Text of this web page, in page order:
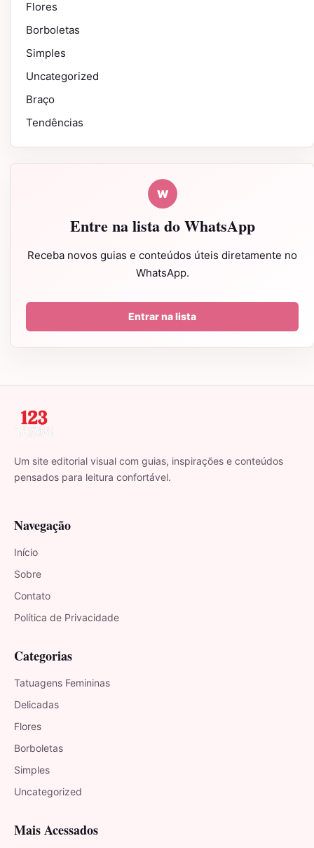
Flores
Borboletas
Simples
Uncategorized
Braço
Tendências
W
Entre na lista do WhatsApp
Receba novos guias e conteúdos úteis diretamente no
WhatsApp.
Entrar na lista
Um site editorial visual com guias, inspirações e conteúdos
pensados para leitura confortável.
Navegação
Início
Sobre
Contato
Política de Privacidade
Categorias
Tatuagens Femininas
Delicadas
Flores
Borboletas
Simples
Uncategorized
Mais Acessados